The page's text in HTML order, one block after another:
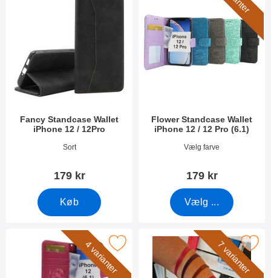
Fancy Standcase Wallet
iPhone 12 / 12Pro
Varenr 44798Sort
179 kr
Køb
Flower Standcase Wallet
iPhone 12 / 12 Pro (6.1)
Varenr 41726Vælg farve
179 kr
Vælg ...
4 varianter
new Standcase Wallet iPhone 12 (6.1) som favorit
7 varianter
Marker wrist Strap til New